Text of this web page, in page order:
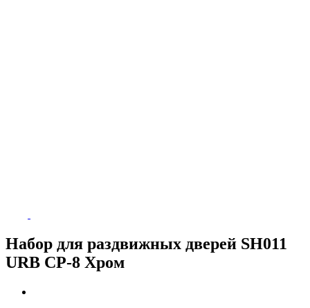
Набор для раздвижных дверей SH011
URB СР-8 Хром